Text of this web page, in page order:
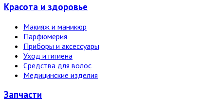
Красота и здоровье
Макияж и маникюр
Парфюмерия
Приборы и аксессуары
Уход и гигиена
Средства для волос
Медицинские изделия
Запчасти